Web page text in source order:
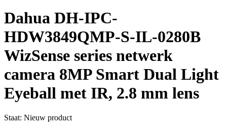
Dahua DH-IPC-
HDW3849QMP-S-IL-0280B
WizSense series netwerk
camera 8MP Smart Dual Light
Eyeball met IR, 2.8 mm lens
Staat: Nieuw product